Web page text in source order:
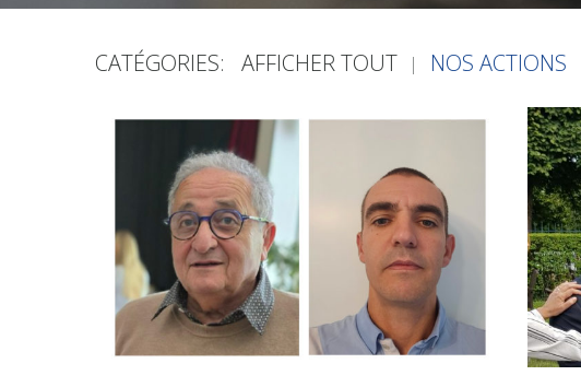
CATÉGORIES: AFFICHER TOUT NOS ACTIONS